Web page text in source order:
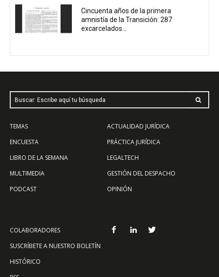
Cincuenta años de la primera
amnistía de la Transición: 287
excarcelados...
Buscar: Escribe aquí tu búsqueda
TEMAS
ENCUESTA
LIBRO DE LA SEMANA
MULTIMEDIA
PODCAST
ACTUALIDAD JURÍDICA
PRÁCTICA JURÍDICA
LEGALTECH
GESTIÓN DEL DESPACHO
OPINIÓN
COLABORADORES
SUSCRÍBETE A NUESTRO BOLETÍN
HISTÓRICO